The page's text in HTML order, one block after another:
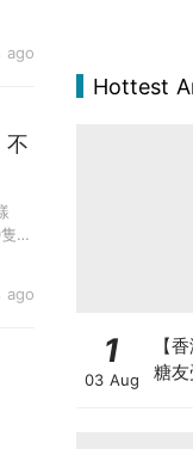
ago
ago
不
Hottest
1
03 Aug
【
糖